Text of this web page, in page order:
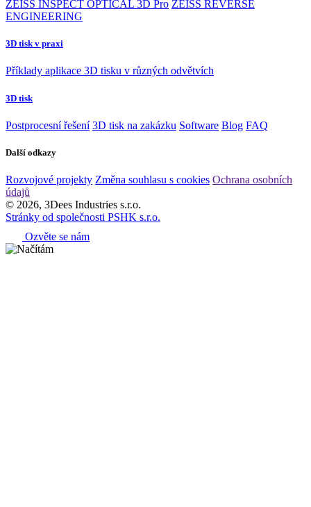
ZEISS INSPECT OPTICAL 3D Pro ZEISS REVERSE
ENGINEERING
3D tisk v praxi
Příklady aplikace 3D tisku v různých odvětvích
3D tisk
Postprocesní řešení 3D tisk na zakázku Software Blog FAQ
Další odkazy
Rozvojové projekty Změna souhlasu s cookies Ochrana osobních
údajů
© 2026, 3Dees Industries s.r.o.
Stránky od společnosti PSHK s.r.o.
Ozvěte se nám